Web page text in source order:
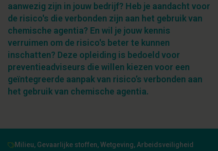
aanwezig zijn in jouw bedrijf? Heb je aandacht voor
de risico's die verbonden zijn aan het gebruik van
chemische agentia? En wil je jouw kennis
verruimen om de risico's beter te kunnen
inschatten? Deze opleiding is bedoeld voor
preventieadviseurs die willen kiezen voor een
geïntegreerde aanpak van risico’s verbonden aan
het gebruik van chemische agentia.
Milieu, Gevaarlijke stoffen, Wetgeving, Arbeidsveiligheid